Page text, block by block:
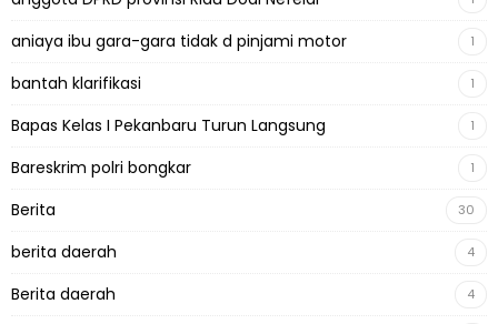
aniaya ibu gara-gara tidak d pinjami motor 1
bantah klarifikasi 1
Bapas Kelas I Pekanbaru Turun Langsung 1
Bareskrim polri bongkar 1
Berita 30
berita daerah 4
Berita daerah 4